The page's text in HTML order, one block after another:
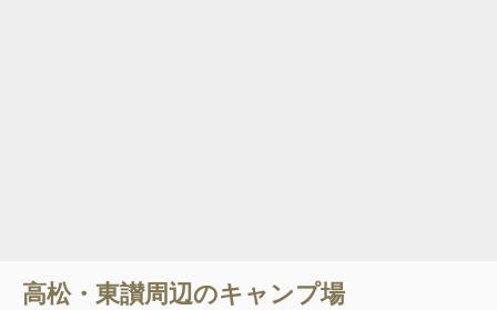
高松・東讃周辺のキャンプ場